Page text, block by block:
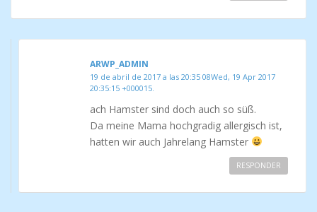
ARWP_ADMIN
19 de abril de 2017 a las 20:35 08Wed, 19 Apr 2017
20:35:15 +000015.
ach Hamster sind doch auch so süß.
Da meine Mama hochgradig allergisch ist,
hatten wir auch Jahrelang Hamster
RESPONDER